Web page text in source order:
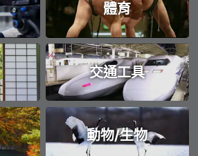
體育
交通工具
動物/生物